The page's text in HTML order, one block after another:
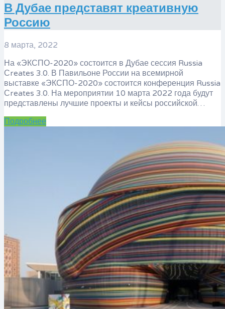
​В Дубае представят креативную
Россию
8 марта, 2022
На «ЭКСПО-2020» состоится в Дубае сессия Russia
Сreates 3.0. В Павильоне России на всемирной
выставке «ЭКСПО-2020» состоится конференция Russia
Сreates 3.0. На мероприятии 10 марта 2022 года будут
представлены лучшие проекты и кейсы российской…
Подробнее